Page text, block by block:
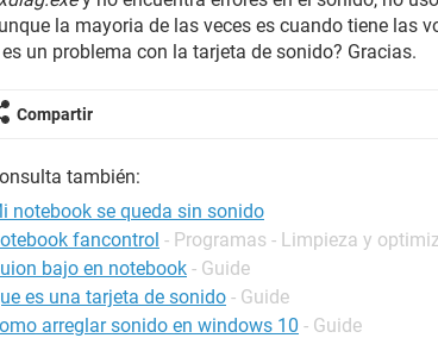
la mayoria de las veces es cuando tiene las
un problema con la tarjeta de sonido? Gracias.
Compartir
también:
notebook se queda sin sonido
fancontrol - Programas - Limpieza y
bajo en notebook - Guide
es una tarjeta de sonido - Guide
arreglar sonido en windows 10 - Guide